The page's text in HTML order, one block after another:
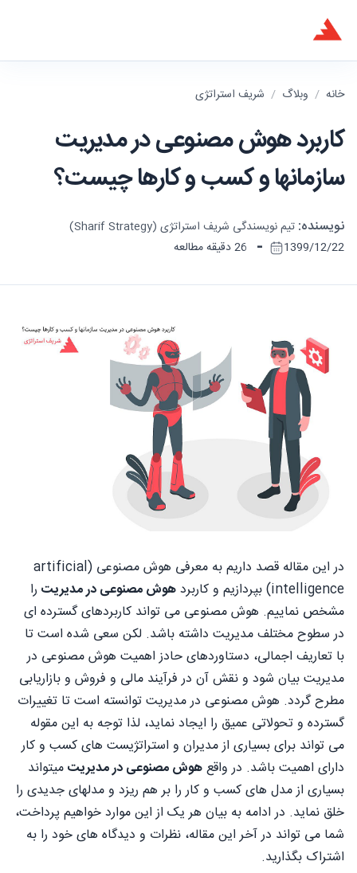
خانه / وبلاگ / شریف استراتژی
کاربرد هوش مصنوعی در مدیریت
سازمانها و کسب و کارها چیست؟
نویسنده: تیم نویسندگی شریف استراتژی (Sharif Strategy)
1399/12/22
- 26 دقیقه مطالعه
در این مقاله قصد داریم به معرفی هوش مصنوعی (artificial
intelligence) بپردازیم و کاربرد
هوش مصنوعی در مدیریت را
مشخص نماییم. هوش مصنوعی می تواند کاربردهای گسترده ای
در سطوح مختلف مدیریت داشته باشد. لکن سعی شده است تا
با تعاریف اجمالی، دستاوردهای حادز اهمیت هوش مصنوعی در
مدیریت بیان شود و نقش آن در فرآیند مالی و فروش و بازاریابی
مطرح گردد. هوش مصنوعی در مدیریت توانسته است تا تغییرات
گسترده و تحولاتی عمیق را ایجاد نماید، لذا توجه به این مقوله
می تواند برای بسیاری از مدیران و استراتژیست های کسب و کار
دارای اهمیت باشد. در واقعهوش مصنوعی در مدیریتمیتواند
بسیاری از مدل های کسب و کار را بر هم ریزد و مدلهای جدیدی را
خلق نماید. در ادامه به بیان هر یک از این موارد خواهیم پرداخت،
شما می تواند در آخر این مقاله، نظرات و دیدگاه های خود را به
اشتراک بگذارید.